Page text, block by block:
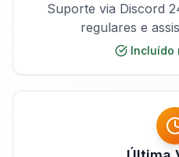
Suporte via Discord
regulares e
Incluído